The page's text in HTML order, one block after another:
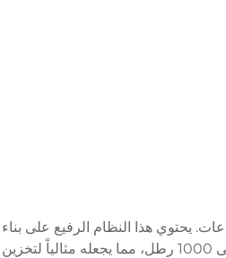
يحتوي هذا النظام الرفيع على بناء
الجودة مع مفاصل ملحومة بدقة، مما يضمن متانة واستقراراً استثنائيين. تتميز كل مستوى من الرف بقدرة تحمل